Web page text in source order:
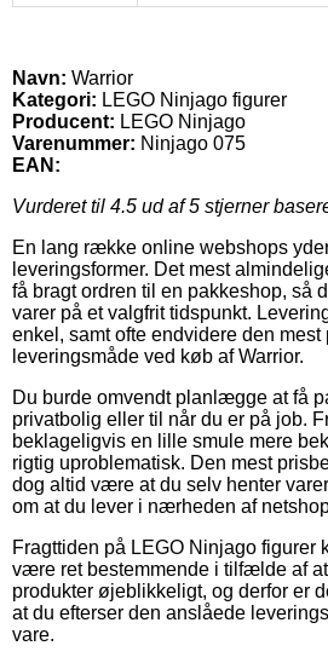
Navn: Warrior
Kategori: LEGO Ninjago figurer
Producent: LEGO Ninjago
Varenummer: Ninjago 075
EAN:
Vurderet til 4.5 ud af 5 stjerner
En lang række online webshops
leveringsformer. Det mest
få bragt ordren til en pakkeshop, så
varer på et valgfrit tidspunkt.
enkel, samt ofte endvidere den mest
leveringsmåde ved køb af Warrior.
Du burde omvendt planlægge at få
privatbolig eller til når du er på job.
beklageligvis en lille smule mere
rigtig uproblematisk. Den mest
dog altid være at du selv henter
om at du lever i nærheden af
Fragttiden på LEGO Ninjago
være ret bestemmende i tilfælde af
produkter øjeblikkeligt, og derfor er
at du efterser den anslåede
vare.